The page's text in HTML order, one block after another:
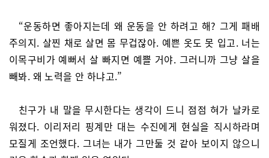
“운동하면 좋아지는데 왜 운동을 안 하려고 해? 그게 패배
주의지. 살찐 채로 살면 몸 무겁잖아. 예쁜 옷도 못 입고. 너는
이목구비가 예뻐서 살 빠지면 예쁠 거야. 그러니까 그냥 살을
빼봐. 왜 노력을 안 하냐고.”
친구가 내 말을 무시한다는 생각이 드니 점점 혀가 날카로
워졌다. 이리저리 핑계만 대는 수진에게 현실을 직시하라며
모질게 조언했다. 그녀는 내가 그만둘 것 같아 보이지 않으니